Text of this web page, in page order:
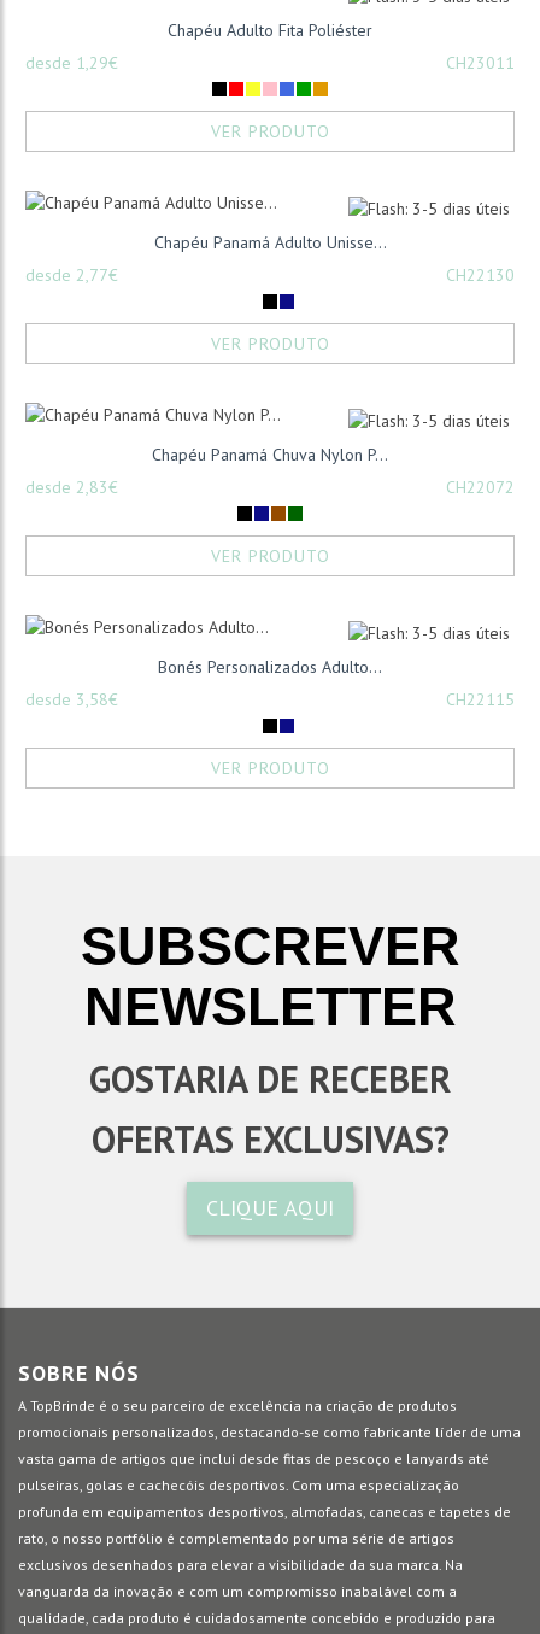
Chapéu Adulto Fita Poliéster
desde 1,29€
CH23011
VER PRODUTO
Chapéu Panamá Adulto Unisse...
desde 2,77€
CH22130
VER PRODUTO
Chapéu Panamá Chuva Nylon P...
desde 2,83€
CH22072
VER PRODUTO
Bonés Personalizados Adulto...
desde 3,58€
CH22115
VER PRODUTO
SUBSCREVER
NEWSLETTER
GOSTARIA DE RECEBER
OFERTAS EXCLUSIVAS?
CLIQUE AQUI
SOBRE NÓS
A TopBrinde é o seu parceiro de excelência na criação de produtos
promocionais personalizados, destacando-se como fabricante líder de uma
vasta gama de artigos que inclui desde fitas de pescoço e lanyards até
pulseiras, golas e cachecóis desportivos. Com uma especialização
profunda em equipamentos desportivos, almofadas, canecas e tapetes de
rato, o nosso portfólio é complementado por uma série de artigos
exclusivos desenhados para elevar a visibilidade da sua marca. Na
vanguarda da inovação e com um compromisso inabalável com a
qualidade, cada produto é cuidadosamente concebido e produzido para